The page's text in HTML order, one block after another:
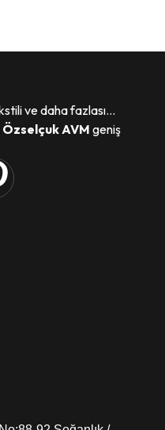
ve daha fazlası...
Özselçuk AVM geniş